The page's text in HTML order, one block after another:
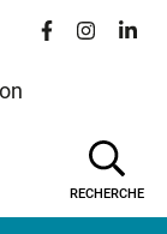
d'accessibilité
Lien vers le
Lien vers
Lien
RECHERCHE